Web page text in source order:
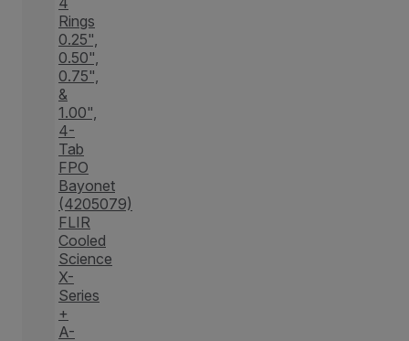
Rings
0.25",
0.50",
0.75",
&
1.00",
4-
Tab
FPO
Bayonet
(4205079)
FLIR
Cooled
Science
X-
Series
+
A-